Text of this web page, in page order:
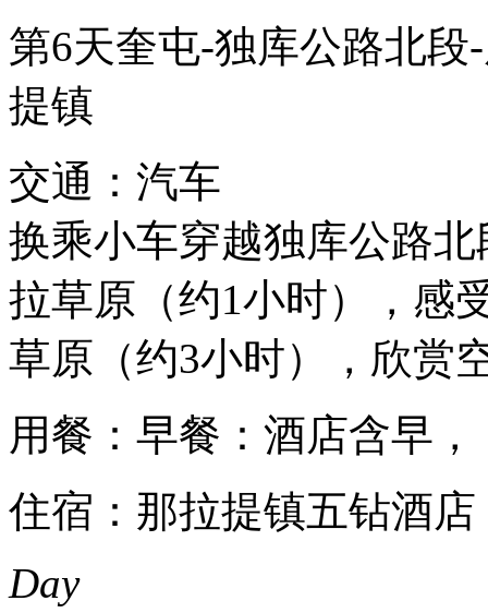
第6天奎屯-独库公路北段
提镇
交通：汽车
换乘小车穿越独库公路
拉草原（约1小时），感
草原（约3小时），欣赏
用餐：早餐：酒店含早
住宿：那拉提镇五钻酒店
Day